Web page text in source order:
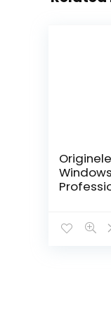
Originele